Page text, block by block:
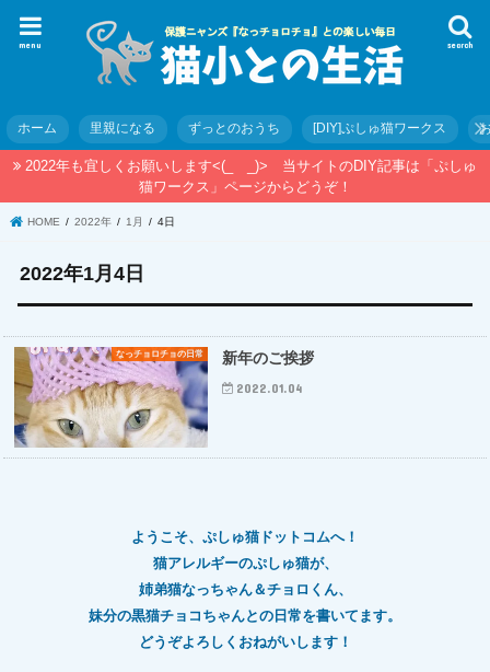
search
menu
ホーム 里親になる ずっとのおうち [DIY]ぷしゅ猫ワークス
2022年も宜しくお願いします<(_ _)> 当サイトのDIY記事は「ぷしゅ
猫ワークス」ページからどうぞ！
HOME 2022年 1月 4日
2022年1月4日
なっチョロチョの日常 新年のご挨拶
2022.01.04
ようこそ、ぷしゅ猫ドットコムへ！
猫アレルギーのぷしゅ猫が、
姉弟猫なっちゃん＆チョロくん、
妹分の黒猫チョコちゃんとの日常を書いてます。
どうぞよろしくおねがいします！